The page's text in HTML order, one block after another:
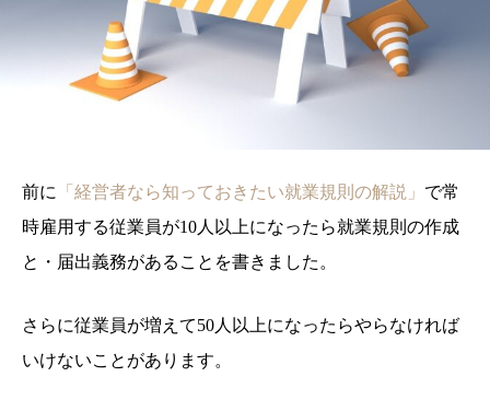
前に 「経営者なら知っておきたい就業規則の解説」 で常
時雇用する従業員が10人以上になったら就業規則の作成
と・届出義務があることを書きました。
さらに従業員が増えて50人以上になったらやらなければ
いけないことがあります。